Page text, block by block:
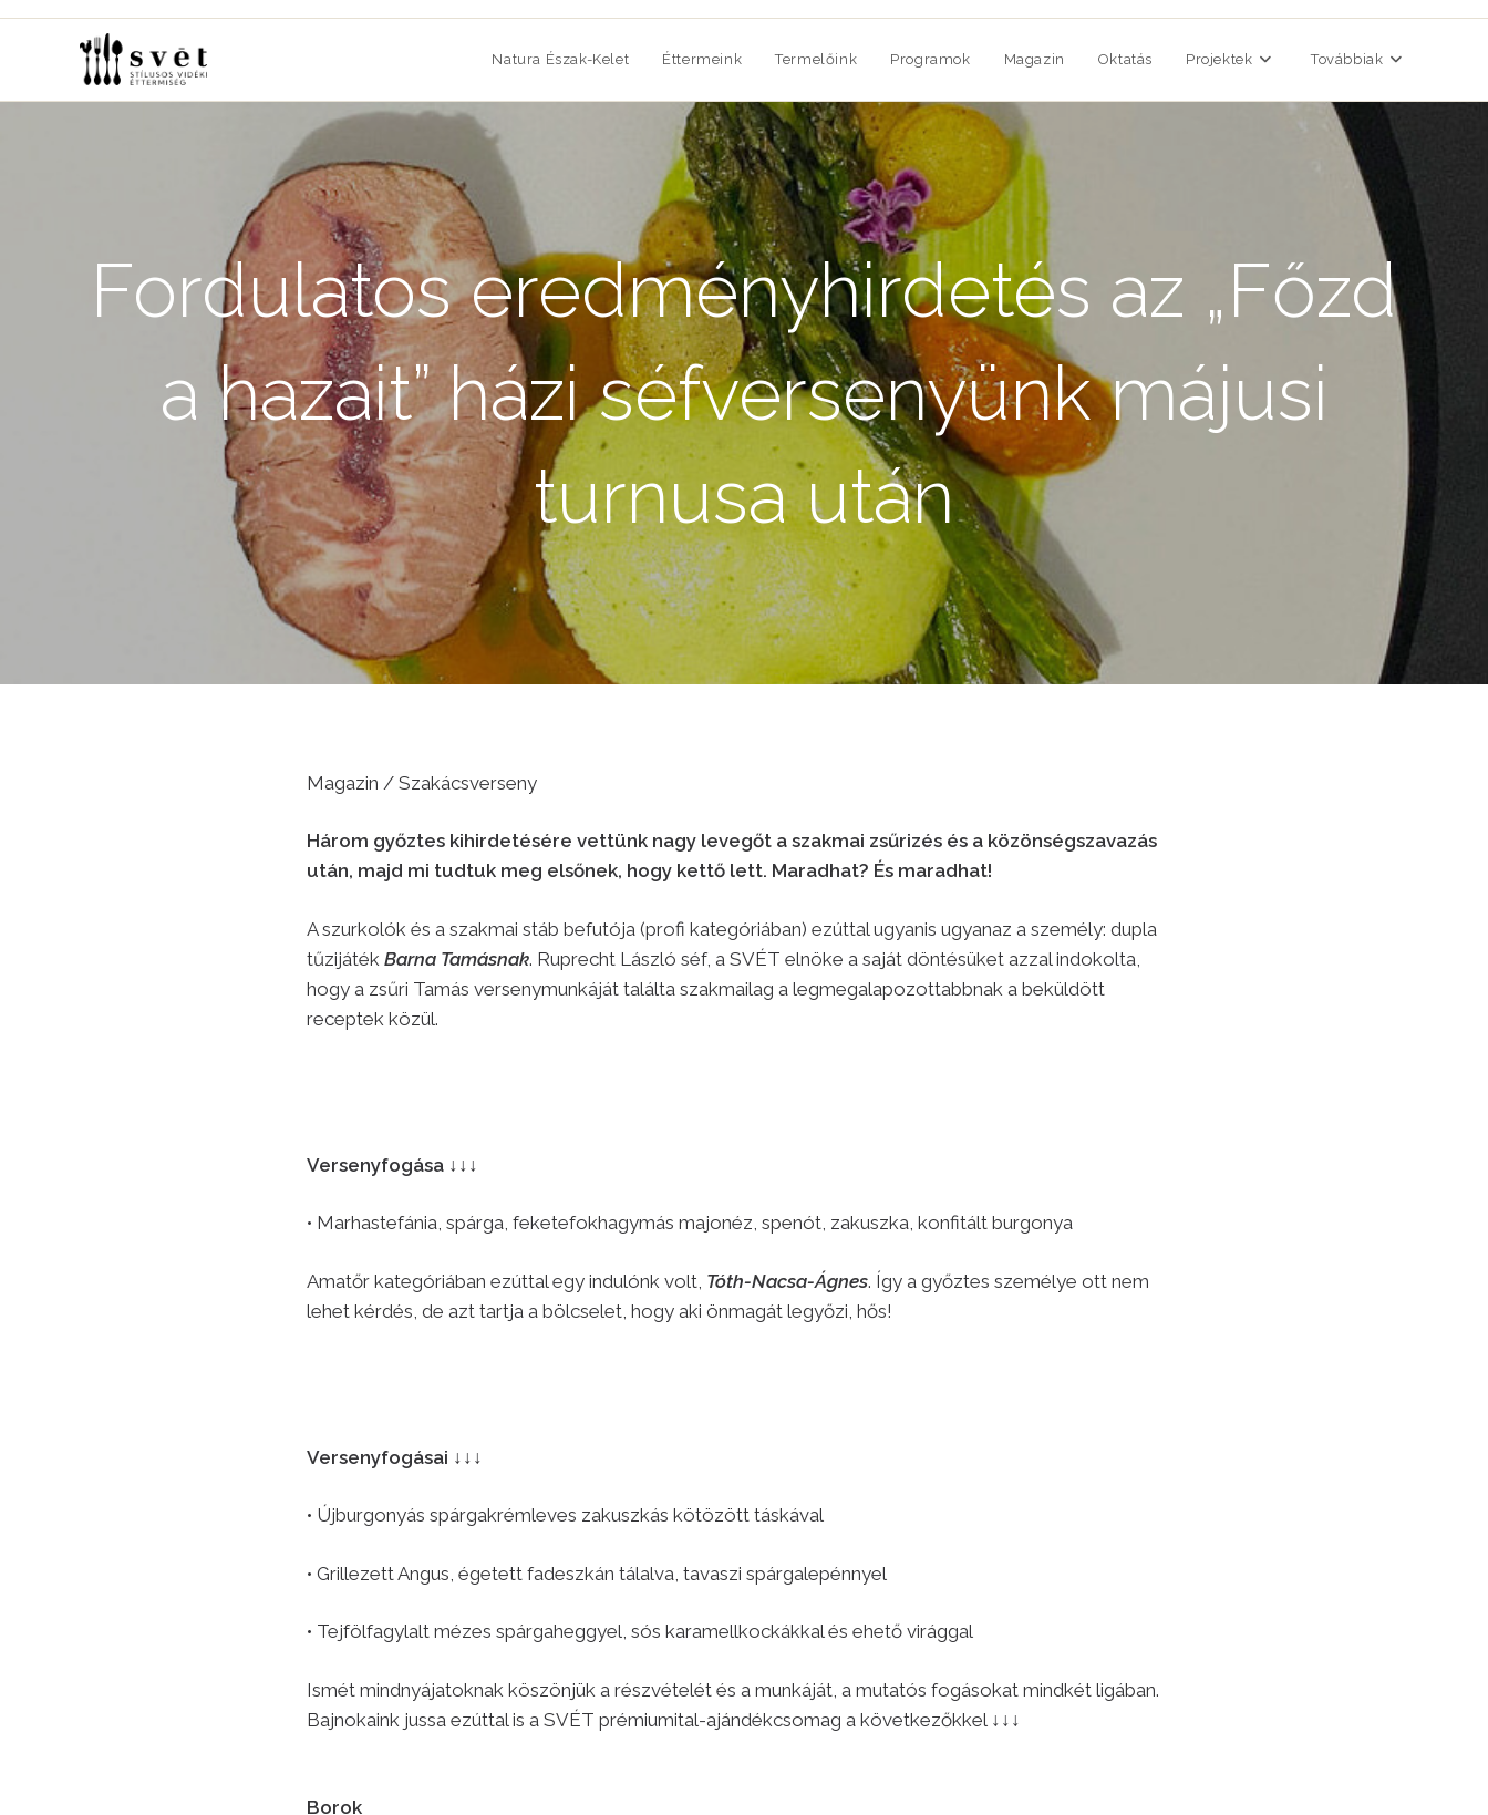
Natura Észak-Kelet Éttermeink Termelőink Programok Magazin Oktatás Projektek Továbbiak
Fordulatos eredményhirdetés az „Főzd
a hazait” házi séfversenyünk májusi
turnusa után
Magazin / Szakácsverseny
Három győztes kihirdetésére vettünk nagy levegőt a szakmai zsűrizés és a közönségszavazás
után, majd mi tudtuk meg elsőnek, hogy kettő lett. Maradhat? És maradhat!
A szurkolók és a szakmai stáb befutója (profi kategóriában) ezúttal ugyanis ugyanaz a személy: dupla
tűzijáték Barna Tamásnak. Ruprecht László séf, a SVÉT elnöke a saját döntésüket azzal indokolta,
hogy a zsűri Tamás versenymunkáját találta szakmailag a legmegalapozottabbnak a beküldött
receptek közül.
Versenyfogása ↓↓↓
• Marhastefánia, spárga, feketefokhagymás majonéz, spenót, zakuszka, konfitált burgonya
Amatőr kategóriában ezúttal egy indulónk volt, Tóth-Nacsa-Ágnes. Így a győztes személye ott nem
lehet kérdés, de azt tartja a bölcselet, hogy aki önmagát legyőzi, hős!
Versenyfogásai ↓↓↓
• Újburgonyás spárgakrémleves zakuszkás kötözött táskával
• Grillezett Angus, égetett fadeszkán tálalva, tavaszi spárgalepénnyel
• Tejfölfagylalt mézes spárgaheggyel, sós karamellkockákkal és ehető virággal
Ismét mindnyájatoknak köszönjük a részvételét és a munkáját, a mutatós fogásokat mindkét ligában.
Bajnokaink jussa ezúttal is a SVÉT prémiumital-ajándékcsomag a következőkkel ↓↓↓
Borok